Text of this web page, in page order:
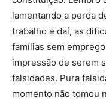
lamentando a perda
trabalho e daí, as
famílias sem
impressão de serem
falsidades. Pura
momento não tomou